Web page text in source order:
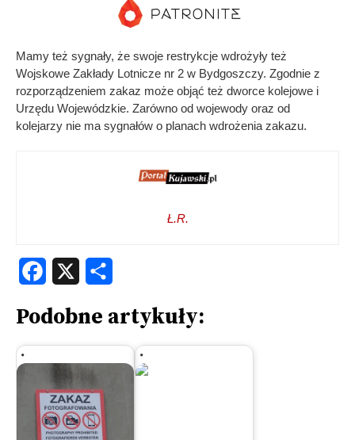
Mamy też sygnały, że swoje restrykcje wdrożyły też
Wojskowe Zakłady Lotnicze nr 2 w Bydgoszczy. Zgodnie z
rozporządzeniem zakaz może objąć też dworce kolejowe i
Urzędu Wojewódzkie. Zarówno od wojewody oraz od
kolejarzy nie ma sygnałów o planach wdrożenia zakazu.
Ł.R.
Facebook
Podobne artykuły: